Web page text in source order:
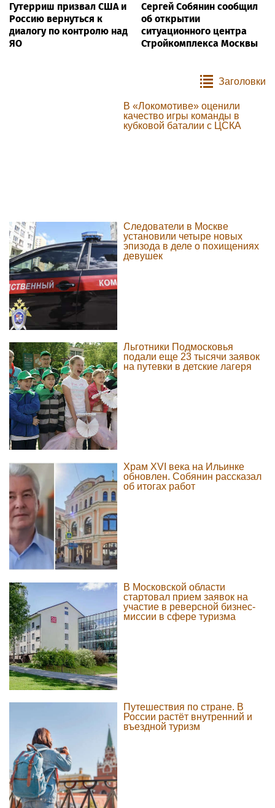
Гутерриш призвал США и
Россию вернуться к
диалогу по контролю над
ЯО
Сергей Собянин сообщил
об открытии
ситуационного центра
Стройкомплекса Москвы
Заголовки
В «Локомотиве» оценили
качество игры команды в
кубковой баталии с ЦСКА
Следователи в Москве
установили четыре новых
эпизода в деле о похищениях
девушек
Льготники Подмосковья
подали еще 23 тысячи заявок
на путевки в детские лагеря
Храм XVI века на Ильинке
обновлен. Собянин рассказал
об итогах работ
В Московской области
стартовал прием заявок на
участие в реверсной бизнес-
миссии в сфере туризма
Путешествия по стране. В
России растёт внутренний и
въездной туризм